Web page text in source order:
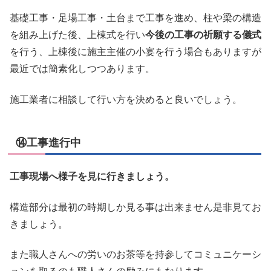
基礎工事・足場工事・土台まで工事を進め、柱や梁の構造
を組み上げた後、上棟式を行い今後の工事の祈願する儀式
を行う、上棟後に施主主催の小宴を行う場合もありますが
最近では簡素化しつつあります。
施工業者に相談して行い方を決めると良いでしょう。
⑭工事進行中
工事現場へ様子を見に行きましょう。
構造部分は最初の時期しか見る事は出来ません是非見てお
きましょう。
また職人さんへの労いのお茶等を持参してコミュニケーシ